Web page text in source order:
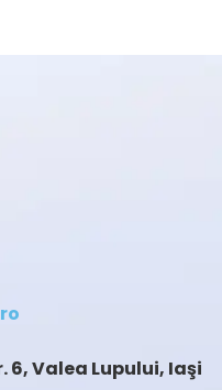
6, Valea Lupului, Iaşi